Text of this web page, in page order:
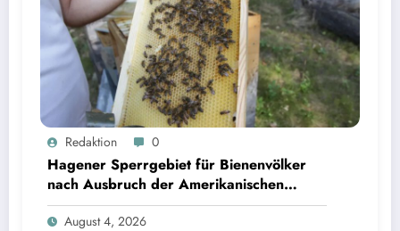
Redaktion 0
Hagener Sperrgebiet für Bienenvölker
nach Ausbruch der Amerikanischen
Faulbrut aufgehoben
August 4, 2026